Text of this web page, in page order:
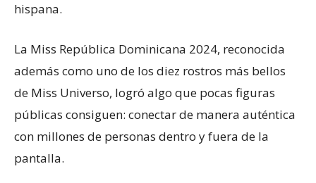
hispana.
La Miss República Dominicana 2024, reconocida
además como uno de los diez rostros más bellos
de Miss Universo, logró algo que pocas figuras
públicas consiguen: conectar de manera auténtica
con millones de personas dentro y fuera de la
pantalla.